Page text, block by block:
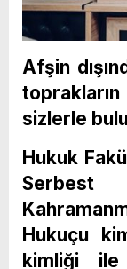
Afşin
sizlerle
Hukuk
Hukuçu
kimliği ile